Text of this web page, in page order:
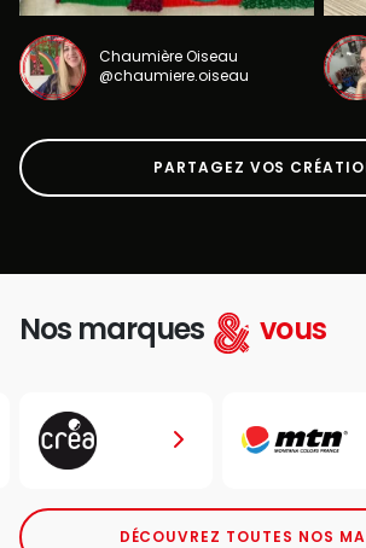
Chaumière Oiseau
@chaumiere.oiseau
PARTAGEZ VOS
Nos marques vous
DÉCOUVREZ TOUTES NOS